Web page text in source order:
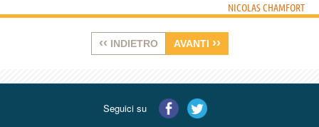
NICOLAS CHAMFORT
‹‹ INDIETRO AVANTI ››
Seguici su